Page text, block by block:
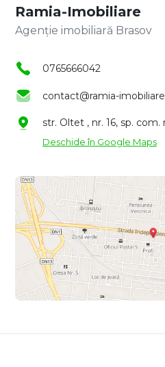
Ramia-Imobiliare
Agenție imobiliară Brasov
0765666042
contact@ramia-
str. Oltet , nr. 16, sp. com.
Deschide în Google Maps